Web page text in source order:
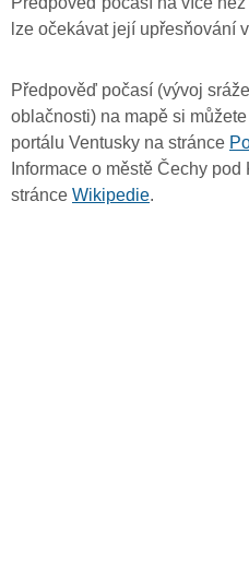
lze očekávat její upřesňování
Předpověď počasí (vývoj
oblačnosti) na mapě si
portálu Ventusky na stránce
Informace o městě Čechy
stránce Wikipedie.